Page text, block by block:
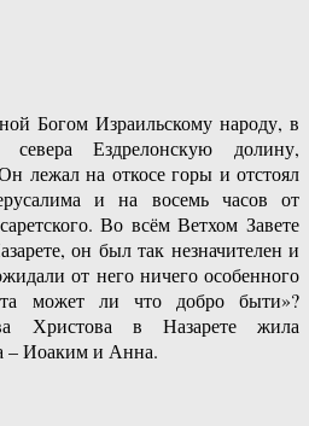
Богом Израильскому народу, в
Ездрелонскую долину,
лежал на откосе горы и отстоял
и на восемь часов от
Во всём Ветхом Завете
он был так незначителен и
от него ничего особенного
может ли что добро быти»?
Христова в Назарете жила
– Иоаким и Анна.